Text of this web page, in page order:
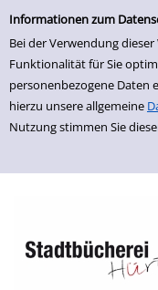
Einfache Suche
Informationen zum
Bei der Verwendung
Funktionalität für Sie
personenbezogene Daten
hierzu unsere allgemeine
Nutzung stimmen Sie
zur Navigation springen
zum Inhalt springen
Zu den Suchfiltern springen
Zur Trefferliste springen